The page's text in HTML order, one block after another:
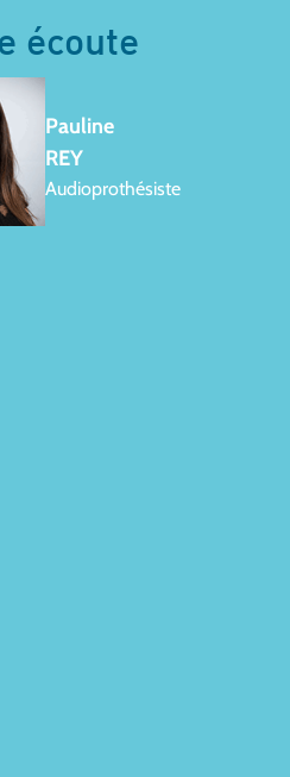
écoute
Pauline
REY
Audioprothésiste